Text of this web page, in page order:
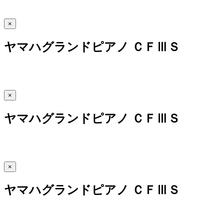
×
ヤマハグランドピアノ ＣＦⅢＳ
×
ヤマハグランドピアノ ＣＦⅢＳ
×
ヤマハグランドピアノ ＣＦⅢＳ